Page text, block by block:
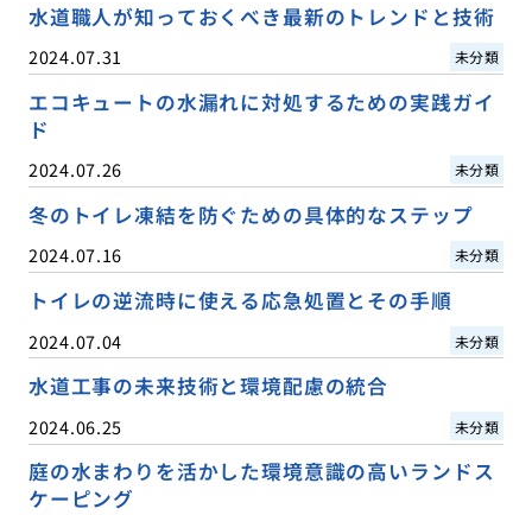
水道職人が知っておくべき最新のトレンドと技術
2024.07.31 未分類
エコキュートの水漏れに対処するための実践ガイ
ド
2024.07.26 未分類
冬のトイレ凍結を防ぐための具体的なステップ
2024.07.16 未分類
トイレの逆流時に使える応急処置とその手順
2024.07.04 未分類
水道工事の未来技術と環境配慮の統合
2024.06.25 未分類
庭の水まわりを活かした環境意識の高いランドス
ケーピング